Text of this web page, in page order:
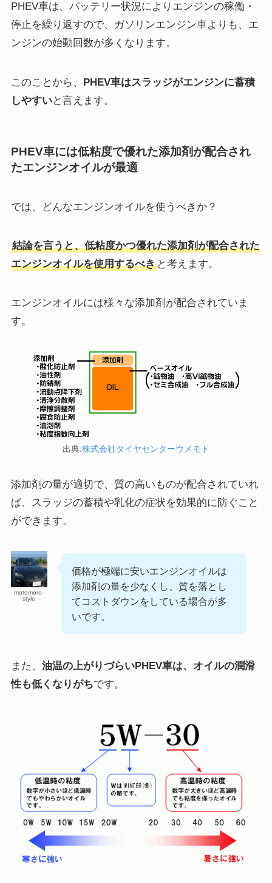
PHEV車は、バッテリー状況によりエンジンの稼働・
停止を繰り返すので、ガソリンエンジン車よりも、エ
ンジンの始動回数が多くなります。
このことから、 PHEV車はスラッジがエンジンに蓄積
しやすいと言えます。
PHEV車には低粘度で優れた添加剤が配合され
たエンジンオイルが最適
では、どんなエンジンオイルを使うべきか？
結論を言うと、低粘度かつ優れた添加剤が配合された
エンジンオイルを使用するべきと考えます。
エンジンオイルには様々な添加剤が配合されていま
す。
出典:株式会社タイヤセンターウメモト
添加剤の量が適切で、質の高いものが配合されていれ
ば、スラッジの蓄積や乳化の症状を効果的に防ぐこと
ができます。
motomoro-
style
価格が極端に安いエンジンオイルは
添加剤の量を少なくし、質を落とし
てコストダウンをしている場合が多
いです。
また、 油温の上がりづらいPHEV車は、オイルの潤滑
性も低くなりがちです。